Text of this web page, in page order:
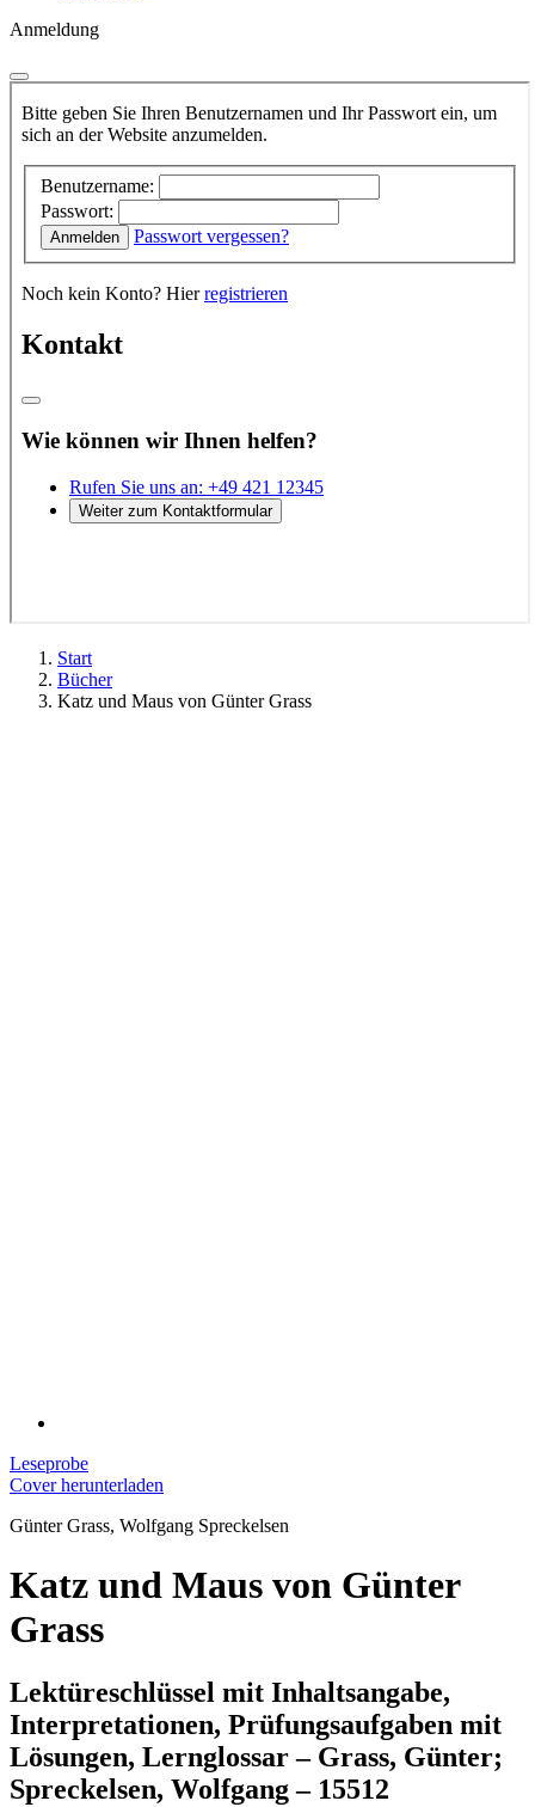
Anmeldung
Start
Bücher
Katz und Maus von Günter Grass
Leseprobe
Cover herunterladen
Günter Grass, Wolfgang Spreckelsen
Katz und Maus von Günter
Grass
Lektüreschlüssel mit Inhaltsangabe,
Interpretationen, Prüfungsaufgaben mit
Lösungen, Lernglossar – Grass, Günter;
Spreckelsen, Wolfgang – 15512